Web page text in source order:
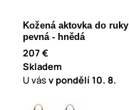
Kožená aktovka do ruky
pevná - hnědá
207 €
Skladem
U vásv pondělí10. 8.